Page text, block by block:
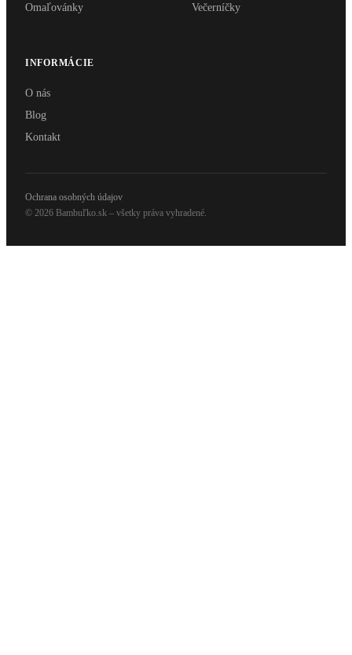
Omaľovánky
Večerníčky
INFORMÁCIE
O nás
Blog
Kontakt
© 2026 Bambuľko.sk – všetky práva vyhradené.
Ochrana osobných údajov